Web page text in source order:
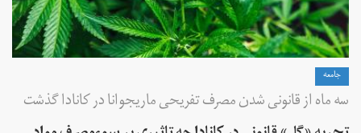
جامعه
سه ماه از قانونی شدن مصرف تفریحی ماریجوانا در کانادا گذشت